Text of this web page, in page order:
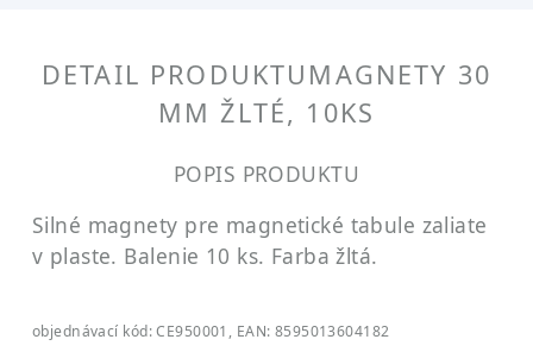
DETAIL PRODUKTU MAGNETY 30
MM ŽLTÉ, 10KS
POPIS PRODUKTU
Silné magnety pre magnetické tabule zaliate
v plaste. Balenie 10 ks. Farba žltá.
objednávací kód: CE950001, EAN: 8595013604182